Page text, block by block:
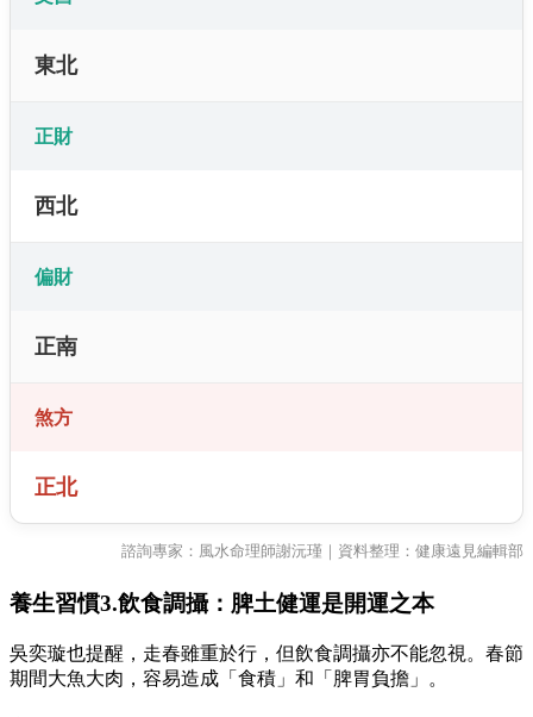
東北
正財
西北
偏財
正南
煞方
正北
諮詢專家：風水命理師謝沅瑾｜資料整理：健康遠見編輯部
養生習慣3.飲食調攝：脾土健運是開運之本
吳奕璇也提醒，走春雖重於行，但飲食調攝亦不能忽視。春節
期間大魚大肉，容易造成「食積」和「脾胃負擔」。